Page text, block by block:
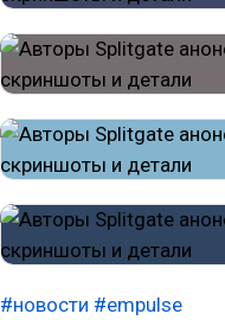
#новости #empulse